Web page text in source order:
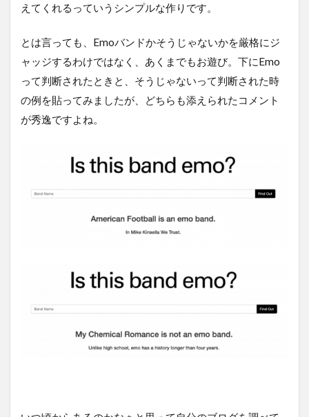
えてくれるっていうシンプルな作りです。
とは言っても、Emoバンドかそうじゃないかを厳格にジ
ャッジするわけではなく、あくまでもお遊び。下にEmo
って判断されたときと、そうじゃないって判断された時
の例を貼ってみましたが、どちらも添えられたコメント
が秀逸ですよね。